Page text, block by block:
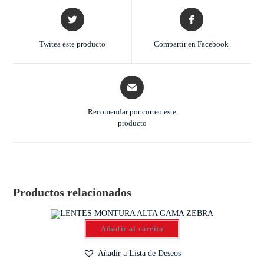
Twitea este producto Compartir en Facebook
Recomendar por correo este
producto
Productos relacionados
Añadir al carrito
Añadir a Lista de Deseos